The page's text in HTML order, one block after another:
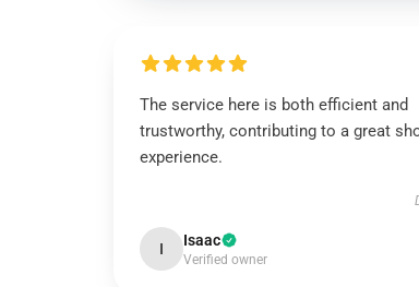
The service here is both efficient and
trustworthy, contributing to a great
experience.
I Isaac
Verified owner